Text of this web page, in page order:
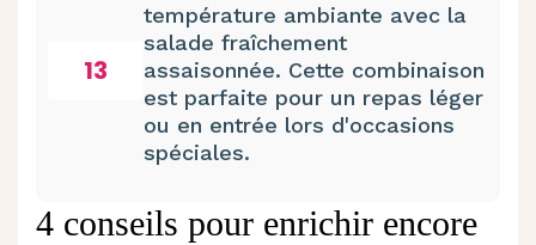
13
température ambiante avec la
salade fraîchement
assaisonnée. Cette combinaison
est parfaite pour un repas léger
ou en entrée lors d'occasions
spéciales.
4 conseils pour enrichir encore